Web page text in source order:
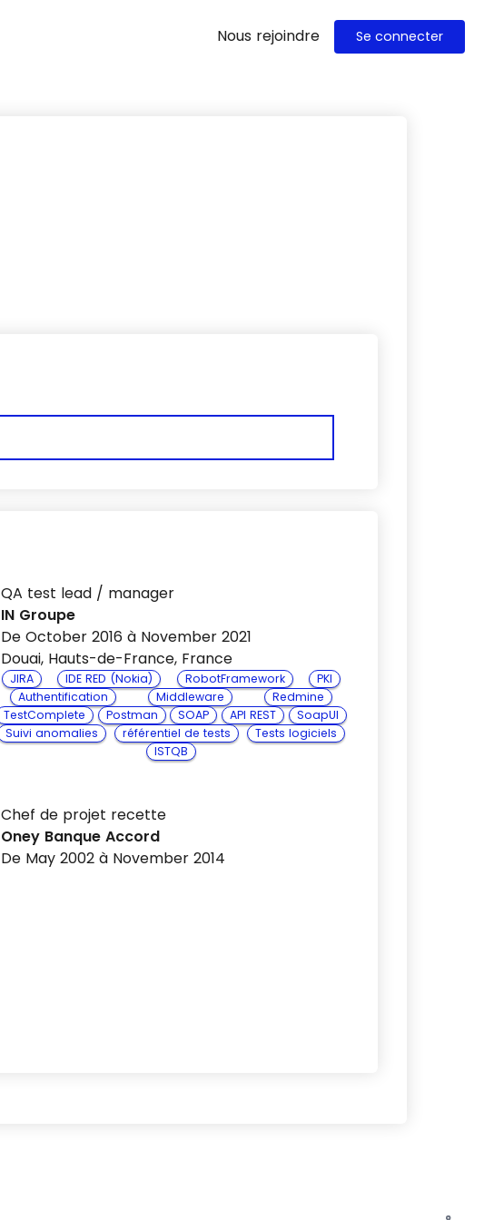
Nous rejoindre Se connecter
QA test lead / manager
IN Groupe
De October 2016 à November 2021
Douai, Hauts-de-France, France
JIRA IDE RED (Nokia) RobotFramework
PKI
Authentification
Middleware
Redmine
TestComplete
Postman SOAP API REST
SoapUI
Suivi anomalies
référentiel de tests
Tests logiciels
ISTQB
Chef de projet recette
Oney Banque Accord
De May 2002 à November 2014